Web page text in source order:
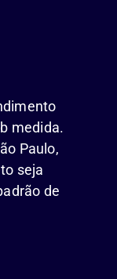
medida.
Paulo,
seja
de